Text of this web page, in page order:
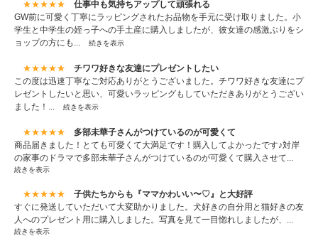
★★★★★
仕事中も気持ちアップして頑張れる
GW前に可愛く丁寧にラッピングされたお品物を手元に受け取りました。小
学生と中学生の姪っ子への手土産に購入しましたが、彼女達の感激ぶりをシ
ョップの方にも...
続きを表示
★★★★★
チワワ好きな友達にプレゼントしたい
この度は迅速丁寧なご対応ありがとうございました。チワワ好きな友達にプ
レゼントしたいと思い、可愛いラッピングもしていただきありがとうござい
ました！...
続きを表示
★★★★★
多部未華子さんがつけているのが可愛くて
商品届きました！とても可愛くて大満足です！購入してよかったです♪対岸
の家事のドラマで多部未華子さんがつけているのが可愛くて購入させて...
続きを表示
★★★★★
子供たちからも『ママかわいい〜♡』と大好評
すぐに発送していただいて大変助かりました。犬好きの自分用と猫好きの友
人へのプレゼント用に購入しました。写真を見て一目惚れしましたが、...
続きを表示